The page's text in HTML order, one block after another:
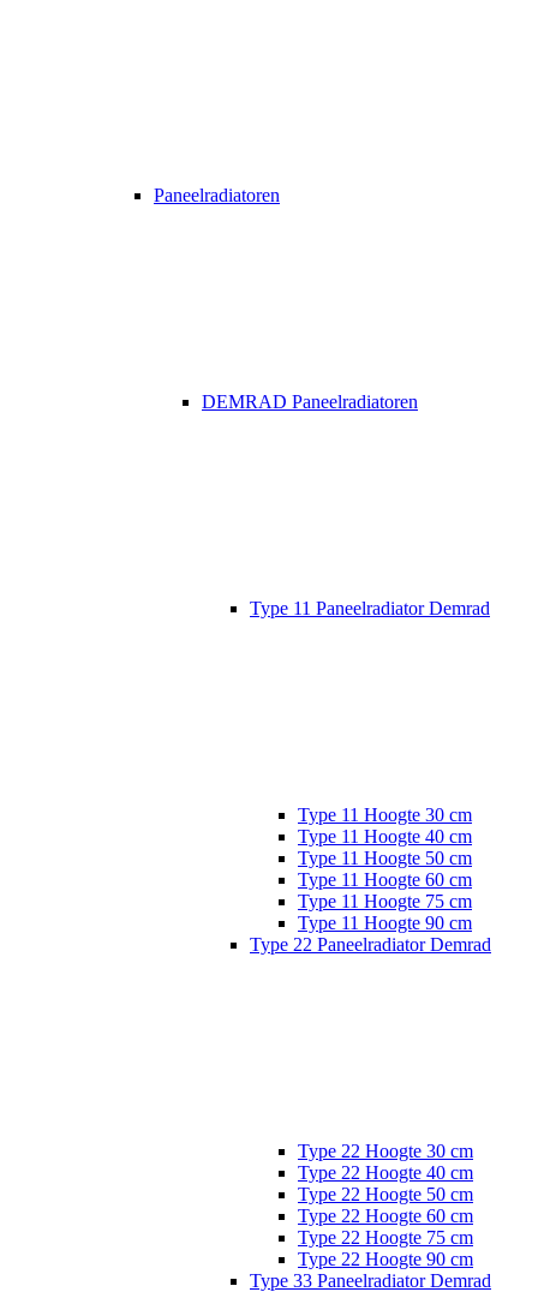
Paneelradiatoren
DEMRAD Paneelradiatoren
Type 11 Paneelradiator Demrad
Type 11 Hoogte 30 cm
Type 11 Hoogte 40 cm
Type 11 Hoogte 50 cm
Type 11 Hoogte 60 cm
Type 11 Hoogte 75 cm
Type 11 Hoogte 90 cm
Type 22 Paneelradiator Demrad
Type 22 Hoogte 30 cm
Type 22 Hoogte 40 cm
Type 22 Hoogte 50 cm
Type 22 Hoogte 60 cm
Type 22 Hoogte 75 cm
Type 22 Hoogte 90 cm
Type 33 Paneelradiator Demrad